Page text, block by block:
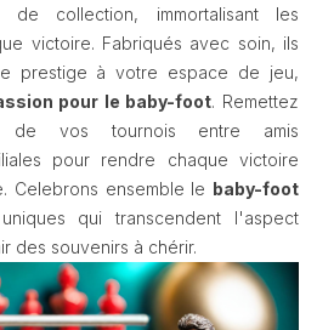
collection, immortalisant les
victoire. Fabriqués avec soin, ils
prestige à votre espace de jeu,
pour le baby-foot. Remettez
vos tournois entre amis
pour rendre chaque victoire
Celebrons ensemble le baby-foot
uniques qui transcendent l'aspect
des souvenirs à chérir.